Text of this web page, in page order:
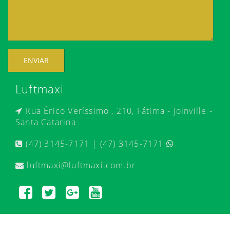
ENVIAR
Luftmaxi
Rua Érico Veríssimo , 210, Fátima - Joinville -
Santa Catarina
(47) 3145-7171 | (47) 3145-7171
luftmaxi@luftmaxi.com.br